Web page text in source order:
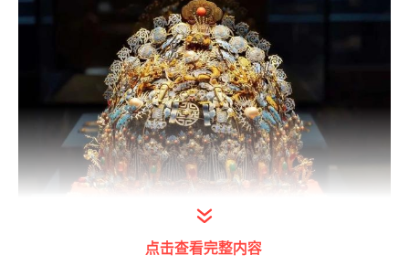
点击查看完整内容